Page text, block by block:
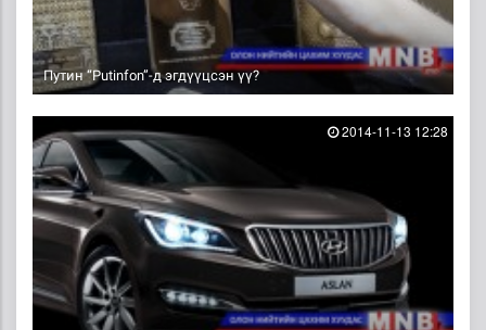
Путин “Putinfon”-д эгдүүцсэн үү?
2014-11-13 12:28